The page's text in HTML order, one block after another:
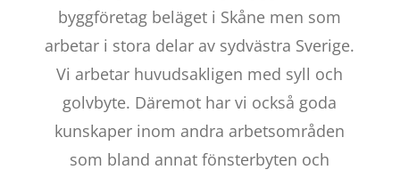
byggföretag beläget i Skåne men som
arbetar i stora delar av sydvästra Sverige.
Vi arbetar huvudsakligen med syll och
golvbyte. Däremot har vi också goda
kunskaper inom andra arbetsområden
som bland annat fönsterbyten och